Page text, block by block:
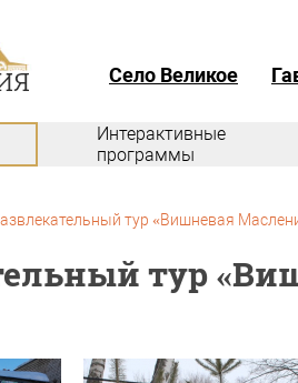
Село Великое
Интерактивные
программы
тур «Вишневая
тур